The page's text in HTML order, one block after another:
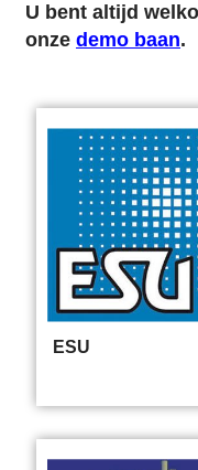
U bent altijd
onze demo baan.
ESU